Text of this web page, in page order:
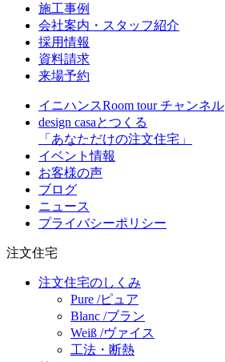
施工事例
会社案内・スタッフ紹介
採用情報
資料請求
来場予約
イニハンスRoom tour チャンネル
design casaとつくる
「あなただけの注文住宅」
イベント情報
お客様の声
ブログ
ニュース
プライバシーポリシー
注文住宅
注文住宅のしくみ
Pure /ピュア
Blanc /ブラン
Weiß /ヴァイス
工法・断熱